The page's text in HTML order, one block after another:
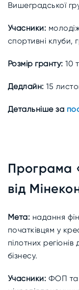
Вишеградської
Учасники:
спортивні клуби,
Розмір гранту: 10
Дедлайн:15
Детальніше за
Програма
від
Мета: надання
початківцям у
пілотних
бізнесу.
Учасники: ФОП та